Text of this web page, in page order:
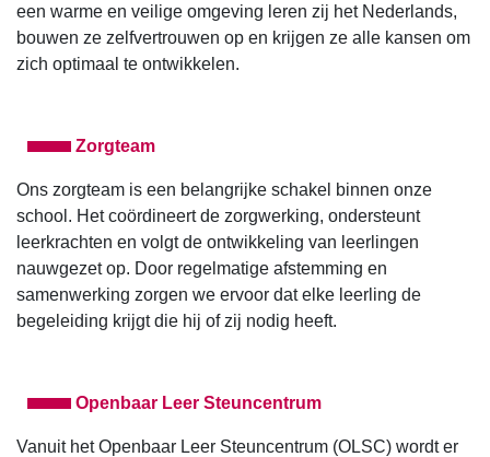
een warme en veilige omgeving leren zij het Nederlands,
bouwen ze zelfvertrouwen op en krijgen ze alle kansen om
zich optimaal te ontwikkelen.
Zorgteam
Ons zorgteam is een belangrijke schakel binnen onze
school. Het coördineert de zorgwerking, ondersteunt
leerkrachten en volgt de ontwikkeling van leerlingen
nauwgezet op. Door regelmatige afstemming en
samenwerking zorgen we ervoor dat elke leerling de
begeleiding krijgt die hij of zij nodig heeft.
Openbaar Leer Steuncentrum
Vanuit het Openbaar Leer Steuncentrum (OLSC) wordt er